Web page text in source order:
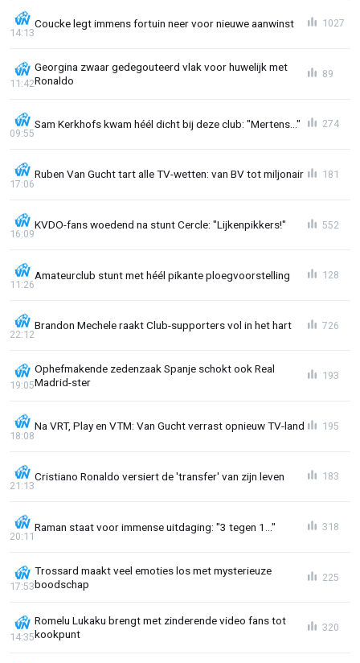
Coucke legt immens fortuin neer voor nieuwe aanwinst
14:13
1027
Georgina zwaar gedegouteerd vlak voor huwelijk met
Ronaldo
11:42
89
Sam Kerkhofs kwam héél dicht bij deze club: "Mertens..."
09:55
274
Ruben Van Gucht tart alle TV-wetten: van BV tot miljonair
17:06
181
KVDO-fans woedend na stunt Cercle: "Lijkenpikkers!"
16:09
552
Amateurclub stunt met héél pikante ploegvoorstelling
11:26
128
Brandon Mechele raakt Club-supporters vol in het hart
22:12
726
Ophefmakende zedenzaak Spanje schokt ook Real
Madrid-ster
19:05
193
Na VRT, Play en VTM: Van Gucht verrast opnieuw TV-land
18:08
195
Cristiano Ronaldo versiert de 'transfer' van zijn leven
21:13
183
Raman staat voor immense uitdaging: "3 tegen 1..."
20:11
318
Trossard maakt veel emoties los met mysterieuze
boodschap
17:53
225
Romelu Lukaku brengt met zinderende video fans tot
kookpunt
14:35
320